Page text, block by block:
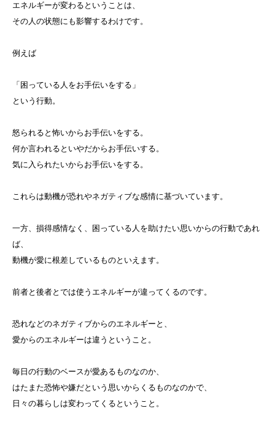
エネルギーが変わるということは、
その人の状態にも影響するわけです。
例えば
「困っている人をお手伝いをする」
という行動。
怒られると怖いからお手伝いをする。
何か言われるといやだからお手伝いする。
気に入られたいからお手伝いをする。
これらは動機が恐れやネガティブな感情に基づいています。
一方、損得感情なく、困っている人を助けたい思いからの行動であれ
ば、
動機が愛に根差しているものといえます。
前者と後者とでは使うエネルギーが違ってくるのです。
恐れなどのネガティブからのエネルギーと、
愛からのエネルギーは違うということ。
毎日の行動のベースが愛あるものなのか、
はたまた恐怖や嫌だという思いからくるものなのかで、
日々の暮らしは変わってくるということ。